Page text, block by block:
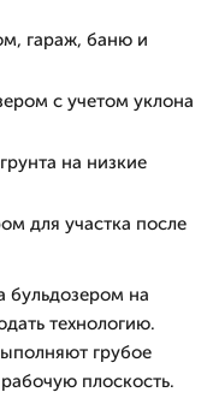
гараж, баню и
с учетом уклона
на низкие
для участка после
бульдозером на
технологию.
грубое
плоскость.